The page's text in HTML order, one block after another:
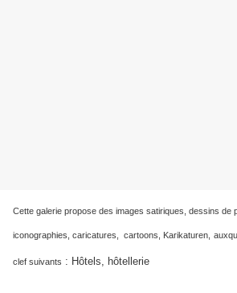
Cette galerie propose des images satiriques, dessins de
iconographies, caricatures, cartoons, Karikaturen,
clef suivants : Hôtels, hôtellerie